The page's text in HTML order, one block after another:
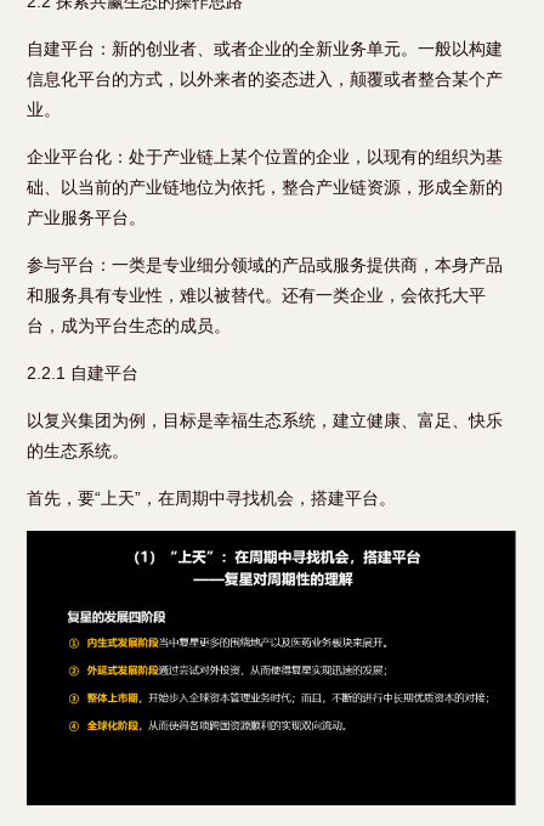
自建平台：新的创业者、或者企业的全新业务单元。一般以构建
信息化平台的方式，以外来者的姿态进入，颠覆或者整合某个产
业。
企业平台化：处于产业链上某个位置的企业，以现有的组织为基
础、以当前的产业链地位为依托，整合产业链资源，形成全新的
产业服务平台。
参与平台：一类是专业细分领域的产品或服务提供商，本身产品
和服务具有专业性，难以被替代。还有一类企业，会依托大平
台，成为平台生态的成员。
2.2.1 自建平台
以复兴集团为例，目标是幸福生态系统，建立健康、富足、快乐
的生态系统。
首先，要“上天”，在周期中寻找机会，搭建平台。